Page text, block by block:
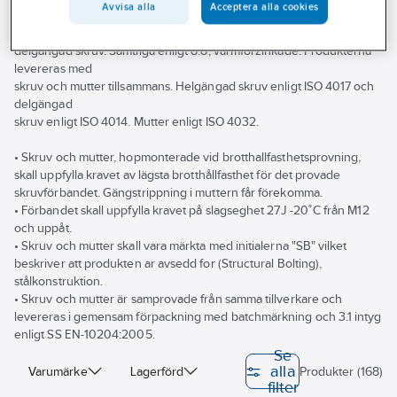
Sortiment av stålbyggnadsskruv enligt EN 15048-1 omfattar både
delgängad skruv. Samtliga enligt 8.8, varmförzinkade. Produkterna
levereras med
skruv och mutter tillsammans. Helgängad skruv enligt ISO 4017 och
delgängad
skruv enligt ISO 4014. Mutter enligt ISO 4032.
• Skruv och mutter, hopmonterade vid brotthallfasthetsprovning,
skall uppfylla kravet av lägsta brotthållfasthet för det provade
skruvförbandet. Gängstrippning i muttern får förekomma.
• Förbandet skall uppfylla kravet på slagseghet 27J -20˚C från M12
och uppåt.
• Skruv och mutter skall vara märkta med initialerna "SB" vilket
beskriver att produkten ar avsedd for (Structural Bolting),
stålkonstruktion.
• Skruv och mutter är samprovade från samma tillverkare och
levereras i gemensam förpackning med batchmärkning och 3.1 intyg
enligt SS EN-10204:2005.
Varumärke Lagerförd
Se
alla
filter
Produkter (168)
Avvisa alla Acceptera alla cookies